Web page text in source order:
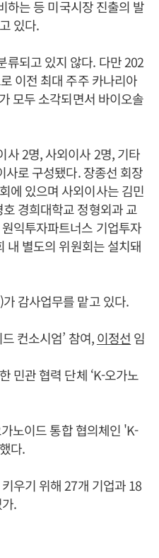
하는 등 미국시장 진출의 발
있다.
류되고 있지 않다. 다만 202
이전 최대 주주 카나리아
모두 소각되면서 바이오솔
사 2명, 사외이사 2명, 기타
사로 구성됐다. 장종선 회장
에 있으며 사외이사는 김민
경희대학교 정형외과 교
익투자파트너스 기업투자
내 별도의 위원회는 설치돼
감사업무를 맡고 있다.
컨소시엄’ 참여,이정선 임
민관 협력 단체 ‘K-오가노
노이드 통합 협의체인 'K-
다.
우기 위해 27개 기업과 18
.